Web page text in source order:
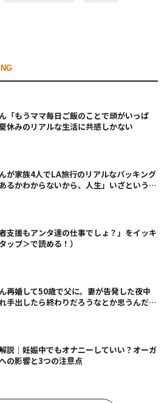
「もうママ毎日ご飯のことで頭がいっぱ
休みのリアルな生活に共感しかない
が家族4人でLA旅行のリアルなパッキング
るかわからないから、人生」いざというと
支援もアンタ達の仕事でしょ？」をイッキ
ップ＞で読める！）
再婚して50歳で父に。妻が告発した夜中
手出したら終わりだろうなとか思うんだけ
説｜妊娠中でもオナニーしていい？オーガ
の影響と3つの注意点